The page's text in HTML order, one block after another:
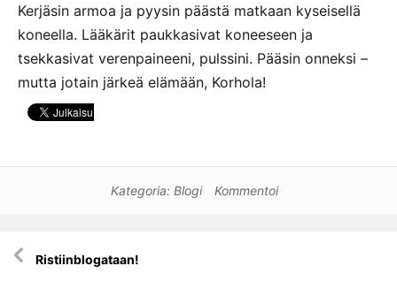
Kerjäsin armoa ja pyysin päästä matkaan kyseisellä
koneella. Lääkärit paukkasivat koneeseen ja
tsekkasivat verenpaineeni, pulssini. Pääsin onneksi –
mutta jotain järkeä elämään, Korhola!
Kategoria: Blogi Kommentoi
Artikkelien
selausRistiinblogataan!